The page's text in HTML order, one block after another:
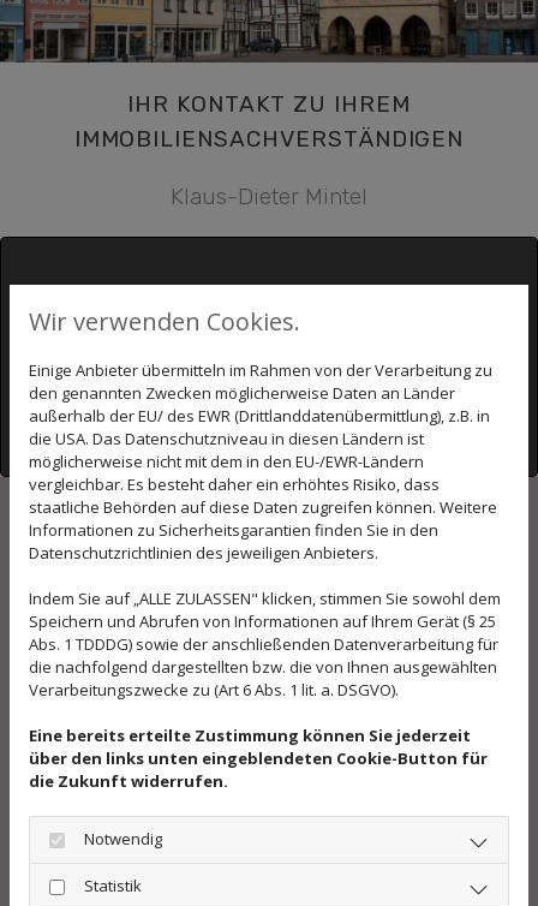
IHR KONTAKT ZU IHREM
IMMOBILIENSACHVERSTÄNDIGEN
Klaus-Dieter Mintel
Google Maps inaktiv
Aufgrund Ihrer Cookie-Einstellungen
kann dieses Modul nicht geladen werden.
Wenn Sie dieses Modul sehen möchten,
passen Sie bitte Ihre Cookie-
Einstellungen entsprechend an.
Cookie Einstellungen
SENDEN SIE MIR EINE
NACHRICHT
Wir verwenden Cookies.
Einige Anbieter übermitteln im Rahmen von der Verarbeitung zu
den genannten Zwecken möglicherweise Daten an Länder
außerhalb der EU/ des EWR (Drittlanddatenübermittlung), z.B. in
die USA. Das Datenschutzniveau in diesen Ländern ist
möglicherweise nicht mit dem in den EU-/EWR-Ländern
vergleichbar. Es besteht daher ein erhöhtes Risiko, dass
staatliche Behörden auf diese Daten zugreifen können. Weitere
Informationen zu Sicherheitsgarantien finden Sie in den
Datenschutzrichtlinien des jeweiligen Anbieters.
Indem Sie auf „ALLE ZULASSEN" klicken, stimmen Sie sowohl dem
Speichern und Abrufen von Informationen auf Ihrem Gerät (§ 25
Abs. 1 TDDDG) sowie der anschließenden Datenverarbeitung für
die nachfolgend dargestellten bzw. die von Ihnen ausgewählten
Verarbeitungszwecke zu (Art 6 Abs. 1 lit. a. DSGVO).
Eine bereits erteilte Zustimmung können Sie jederzeit
über den links unten eingeblendeten Cookie-Button für
die Zukunft widerrufen.
Notwendig
Statistik